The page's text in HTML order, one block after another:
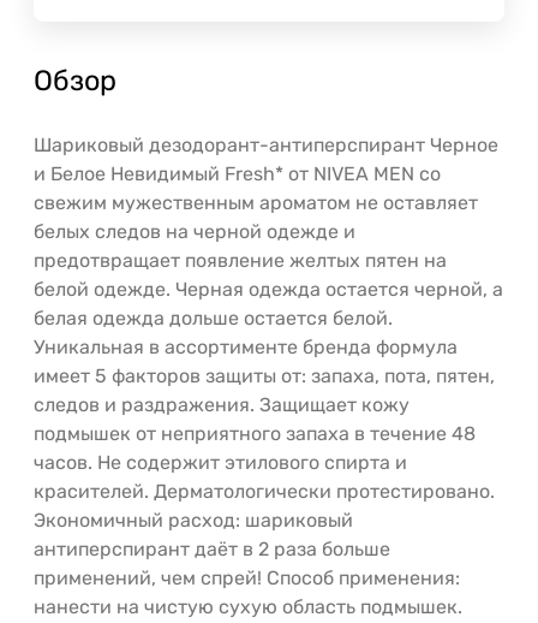
Обзор
Шариковый дезодорант-антиперспирант Черное
и Белое Невидимый Fresh* от NIVEA MEN со
свежим мужественным ароматом не оставляет
белых следов на черной одежде и
предотвращает появление желтых пятен на
белой одежде. Черная одежда остается черной, а
белая одежда дольше остается белой.
Уникальная в ассортименте бренда формула
имеет 5 факторов защиты от: запаха, пота, пятен,
следов и раздражения. Защищает кожу
подмышек от неприятного запаха в течение 48
часов. Не содержит этилового спирта и
красителей. Дерматологически протестировано.
Экономичный расход: шариковый
антиперспирант даёт в 2 раза больше
применений, чем спрей! Способ применения:
нанести на чистую сухую область подмышек.